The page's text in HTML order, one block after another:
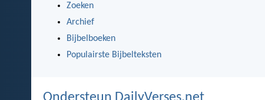
Zoeken
Archief
Bijbelboeken
Populairste Bijbelteksten